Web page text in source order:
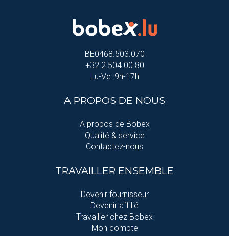
BE0468.503.070
+32 2 504 00 80
Lu-Ve: 9h-17h
A PROPOS DE NOUS
A propos de Bobex
Qualité & service
Contactez-nous
TRAVAILLER ENSEMBLE
Devenir fournisseur
Devenir affilié
Travailler chez Bobex
Mon compte